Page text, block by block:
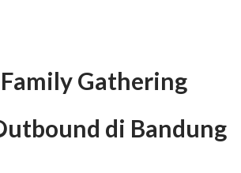
Gathering
di Bandung